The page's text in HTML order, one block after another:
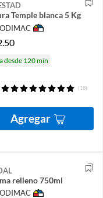
Temple blanca 5 Kg
desde 120 min
(18)
Agregar
relleno 750ml